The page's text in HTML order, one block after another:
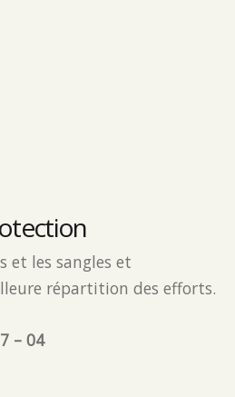
et les sangles et
répartition des efforts.
– 04